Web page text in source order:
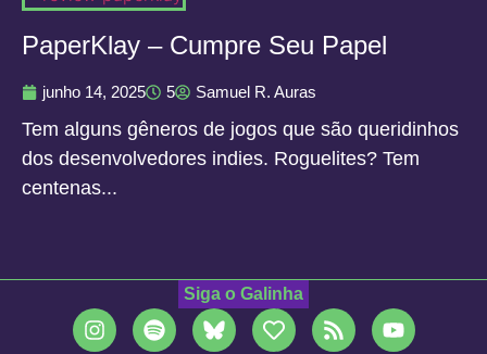
PaperKlay – Cumpre Seu Papel
junho 14, 2025 5 Samuel R. Auras
Tem alguns gêneros de jogos que são queridinhos
dos desenvolvedores indies. Roguelites? Tem
centenas...
Siga o Galinha